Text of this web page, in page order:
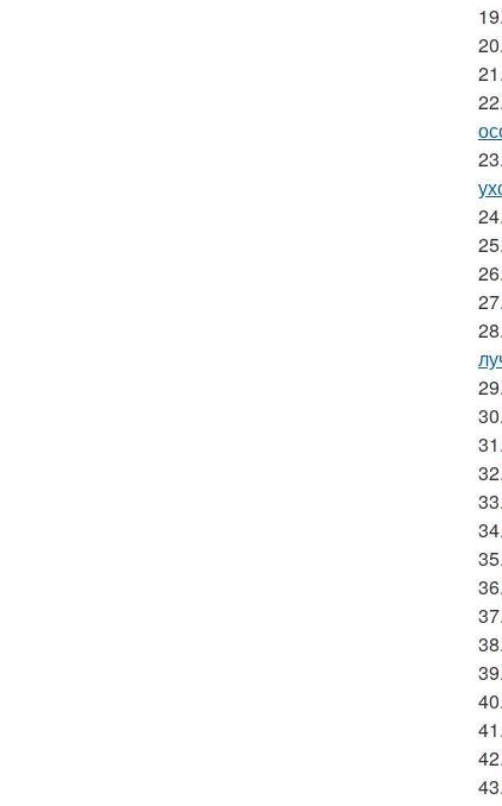
19.
20.
21.
22.
23.
24.
25.
26.
27.
28.
29.
30.
31.
32.
33.
34.
35.
36.
37.
38.
39.
40.
41.
42.
43.